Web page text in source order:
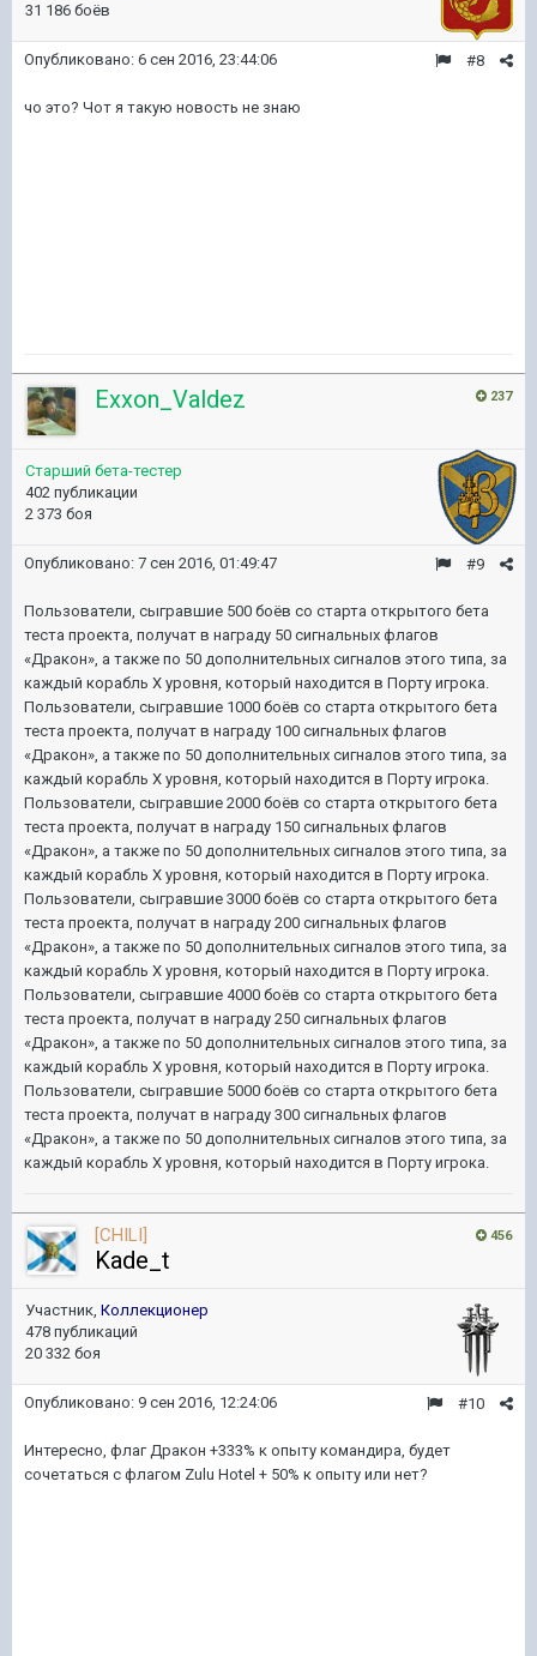
31 186 боёв
#8
Опубликовано: 6 сен 2016, 23:44:06
чо это? Чот я такую новость не знаю
237
Exxon_Valdez
Старший бета-тестер
402 публикации
2 373 боя
#9
Опубликовано: 7 сен 2016, 01:49:47
Пользователи, сыгравшие 500 боёв со старта открытого бета
теста проекта, получат в награду 50 сигнальных флагов
«Дракон», а также по 50 дополнительных сигналов этого типа, за
каждый корабль X уровня, который находится в Порту игрока.
Пользователи, сыгравшие 1000 боёв со старта открытого бета
теста проекта, получат в награду 100 сигнальных флагов
«Дракон», а также по 50 дополнительных сигналов этого типа, за
каждый корабль X уровня, который находится в Порту игрока.
Пользователи, сыгравшие 2000 боёв со старта открытого бета
теста проекта, получат в награду 150 сигнальных флагов
«Дракон», а также по 50 дополнительных сигналов этого типа, за
каждый корабль X уровня, который находится в Порту игрока.
Пользователи, сыгравшие 3000 боёв со старта открытого бета
теста проекта, получат в награду 200 сигнальных флагов
«Дракон», а также по 50 дополнительных сигналов этого типа, за
каждый корабль X уровня, который находится в Порту игрока.
Пользователи, сыгравшие 4000 боёв со старта открытого бета
теста проекта, получат в награду 250 сигнальных флагов
«Дракон», а также по 50 дополнительных сигналов этого типа, за
каждый корабль X уровня, который находится в Порту игрока.
Пользователи, сыгравшие 5000 боёв со старта открытого бета
теста проекта, получат в награду 300 сигнальных флагов
«Дракон», а также по 50 дополнительных сигналов этого типа, за
каждый корабль X уровня, который находится в Порту игрока.
456
[CHILI]
Kade_t
Участник, Коллекционер
478 публикаций
20 332 боя
#10
Опубликовано: 9 сен 2016, 12:24:06
Интересно, флаг Дракон +333% к опыту командира, будет
сочетаться с флагом Zulu Hotel + 50% к опыту или нет?